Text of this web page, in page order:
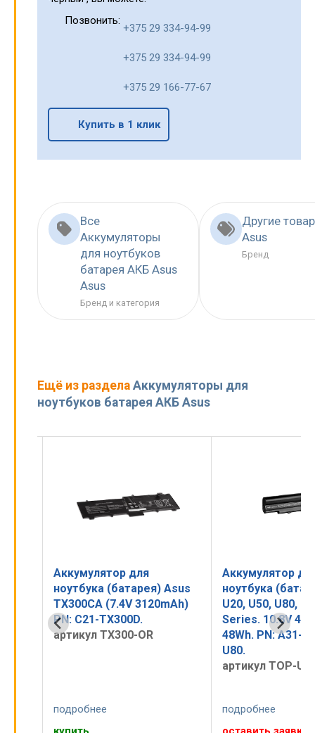
Позвонить:
+375 29 334-94-99
+375 29 334-94-99
+375 29 166-77-67
Купить в 1 клик
Все
Аккумуляторы
для ноутбуков
батарея АКБ Asus
Asus
Бренд и категория
Другие
Asus
Бренд
Ещё из раздела Аккумуляторы для
ноутбуков батарея АКБ Asus
Аккумулятор для
ноутбука (батарея) Asus
TX300CA (7.4V 3120mAh)
PN: С21-TX300D.
артикул TX300-OR
подробнее
Аккумулятор
ноутбука
U20, U50, U80,
Series. 10.8V
48Wh. PN: A31-
U80.
артикул TOP-
подробнее